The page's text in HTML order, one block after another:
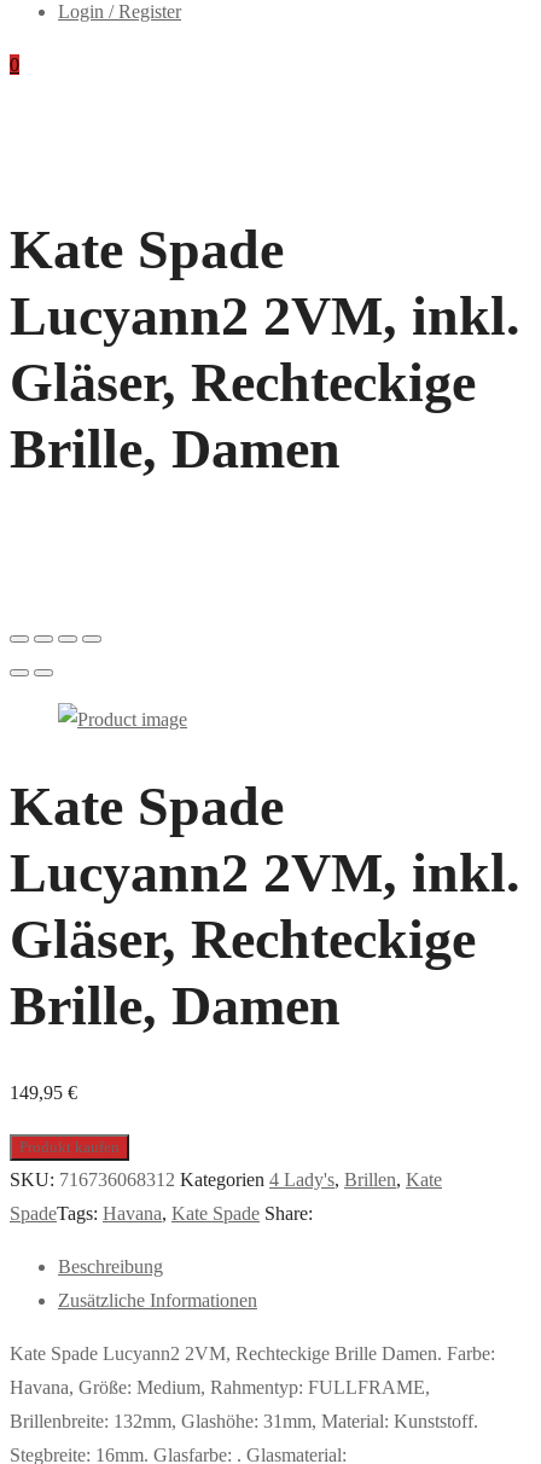
Login / Register
0
Kate Spade
Lucyann2 2VM, inkl.
Gläser, Rechteckige
Brille, Damen
Kate Spade
Lucyann2 2VM, inkl.
Gläser, Rechteckige
Brille, Damen
149,95 €
Produkt kaufen
SKU: 716736068312 Kategorien 4 Lady's, Brillen, Kate
SpadeTags: Havana, Kate Spade Share:
Beschreibung
Zusätzliche Informationen
Kate Spade Lucyann2 2VM, Rechteckige Brille Damen. Farbe:
Havana, Größe: Medium, Rahmentyp: FULLFRAME,
Brillenbreite: 132mm, Glashöhe: 31mm, Material: Kunststoff.
Stegbreite: 16mm. Glasfarbe: . Glasmaterial: